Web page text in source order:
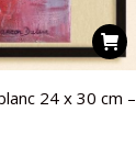
24 x 30 cm –